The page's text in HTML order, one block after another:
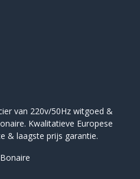
van 220v/50Hz witgoed &
Kwalitatieve Europese
& laagste prijs garantie.